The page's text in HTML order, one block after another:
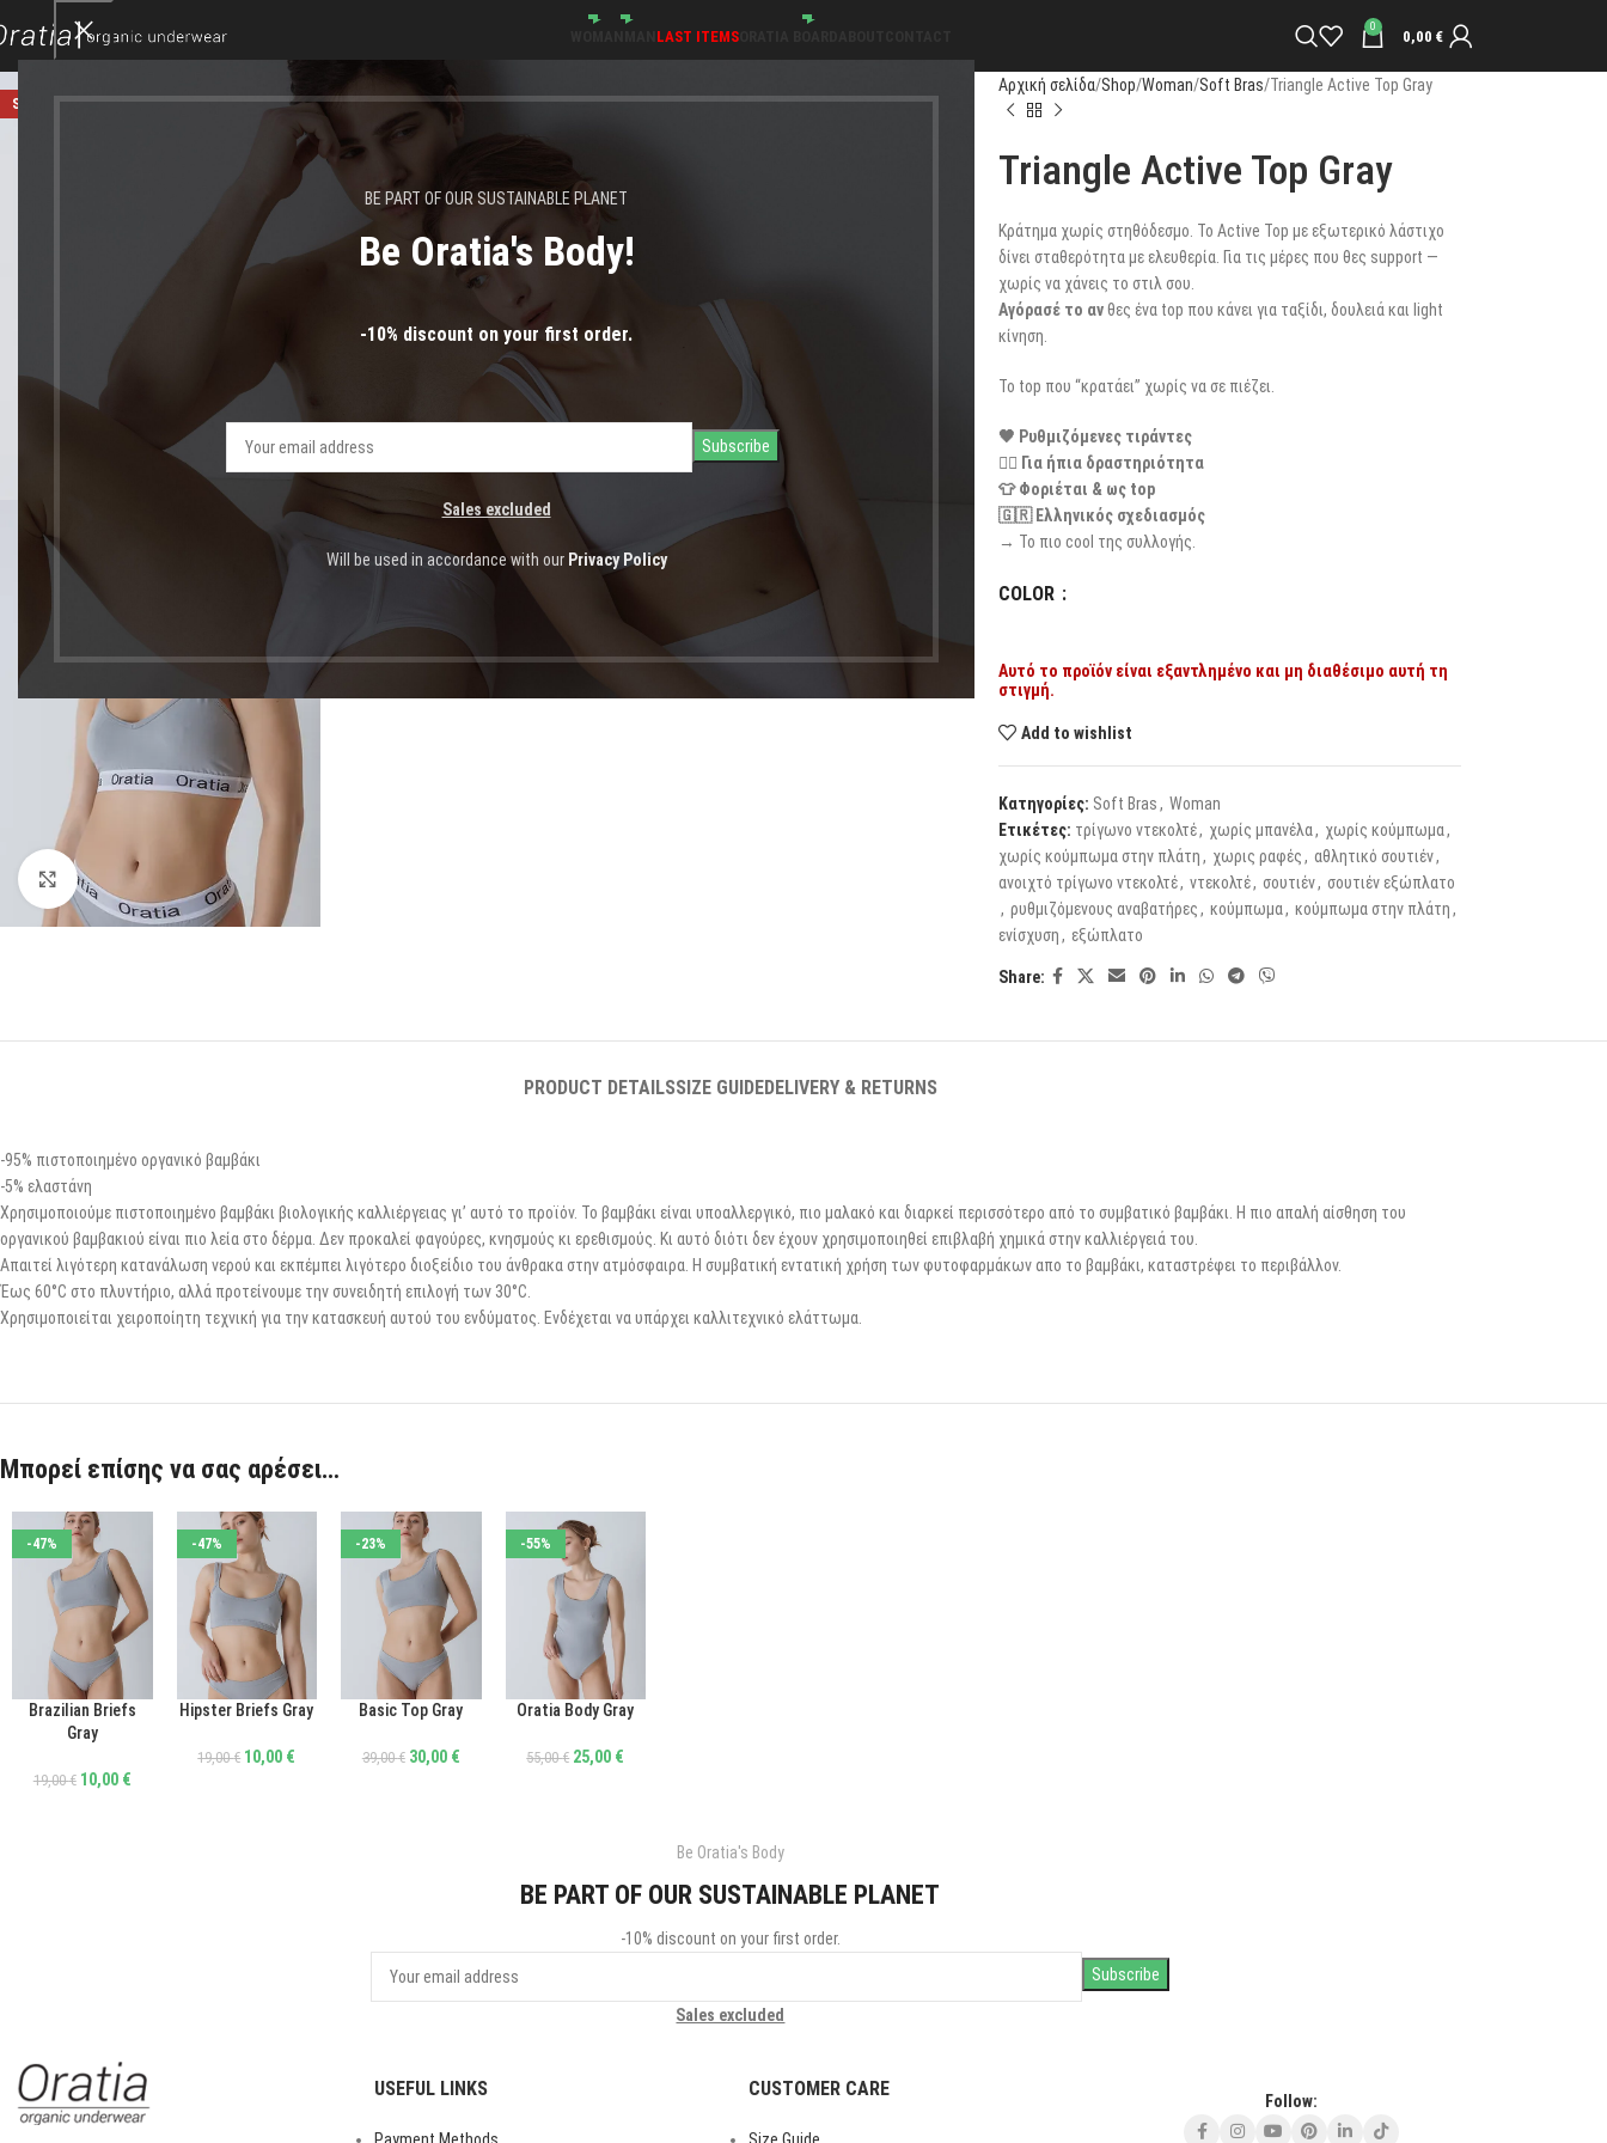
BE PART OF OUR SUSTAINABLE PLANET
Be Oratia's Body!
-10% discount on your first order.
Sales excluded
Will be used in accordance with our Privacy Policy
LAST ITEMS
0
0,00 €
SOLD OUT
Click to enlarge
Αρχική σελίδα Shop Woman Soft Bras Triangle Active Top Gray
Triangle Active Top Gray
Κράτημα χωρίς στηθόδεσμο. Το Active Top με εξωτερικό λάστιχο
δίνει σταθερότητα με ελευθερία. Για τις μέρες που θες support —
χωρίς να χάνεις το στιλ σου.
Αγόρασέ το ανθες ένα top που κάνει για ταξίδι, δουλειά και light
κίνηση.
Το top που “κρατάει” χωρίς να σε πιέζει.
🖤 Ρυθμιζόμενες τιράντες
🧘‍♀️ Για ήπια δραστηριότητα
👕 Φοριέται & ως top
🇬🇷 Ελληνικός σχεδιασμός
→ Το πιο cool της συλλογής.
COLOR
Αυτό το προϊόν είναι εξαντλημένο και μη διαθέσιμο αυτή τη
στιγμή.
Add to wishlist
Κατηγορίες: Soft Bras, Woman
Ετικέτες: τρίγωνο ντεκολτέ, χωρίς μπανέλα, χωρίς κούμπωμα,
χωρίς κούμπωμα στην πλάτη, χωρις ραφές, αθλητικό σουτιέν,
ανοιχτό τρίγωνο ντεκολτέ, ντεκολτέ, σουτιέν, σουτιέν εξώπλατο
, ρυθμιζόμενους αναβατήρες, κούμπωμα, κούμπωμα στην πλάτη,
ενίσχυση, εξώπλατο
Share:
PRODUCT DETAILSSIZE GUIDEDELIVERY & RETURNS
-95% πιστοποιημένο οργανικό βαμβάκι
-5% ελαστάνη
Χρησιμοποιούμε πιστοποιημένο βαμβάκι βιολογικής καλλιέργειας γι’ αυτό το προϊόν. Το βαμβάκι είναι υποαλλεργικό, πιο μαλακό και διαρκεί περισσότερο από το συμβατικό βαμβάκι. Η πιο απαλή αίσθηση του
οργανικού βαμβακιού είναι πιο λεία στο δέρμα. Δεν προκαλεί φαγούρες, κνησμούς κι ερεθισμούς. Κι αυτό διότι δεν έχουν χρησιμοποιηθεί επιβλαβή χημικά στην καλλιέργειά του.
Απαιτεί λιγότερη κατανάλωση νερού και εκπέμπει λιγότερο διοξείδιο του άνθρακα στην ατμόσφαιρα. Η συμβατική εντατική χρήση των φυτοφαρμάκων απο το βαμβάκι, καταστρέφει το περιβάλλον.
Έως 60°C στο πλυντήριο, αλλά προτείνουμε την συνειδητή επιλογή των 30°C.
Χρησιμοποιείται χειροποίητη τεχνική για την κατασκευή αυτού του ενδύματος. Ενδέχεται να υπάρχει καλλιτεχνικό ελάττωμα.
Μπορεί επίσης να σας αρέσει…
-47%
ΕΠΙΛΟΓΉ
Brazilian Briefs
Gray
19,00€ 10,00 €
-47%
ΕΠΙΛΟΓΉ
Hipster Briefs Gray
19,00€ 10,00 €
-23%
ΕΠΙΛΟΓΉ
Basic Top Gray
39,00€ 30,00 €
-55%
ΕΠΙΛΟΓΉ
Oratia Body Gray
55,00€ 25,00 €
Be Oratia's Body
BE PART OF OUR SUSTAINABLE PLANET
-10% discount on your first order.
Sales excluded
USEFUL LINKS
Payment Methods
CUSTOMER CARE
Size Guide
Follow: